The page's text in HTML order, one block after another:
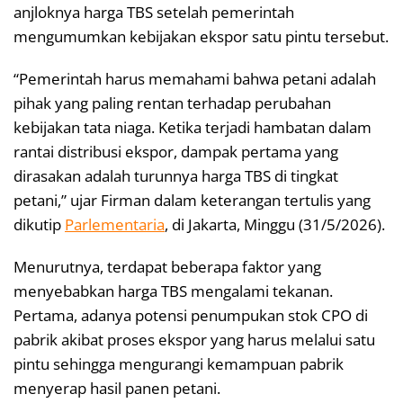
anjloknya harga TBS setelah pemerintah
mengumumkan kebijakan ekspor satu pintu tersebut.
“Pemerintah harus memahami bahwa petani adalah
pihak yang paling rentan terhadap perubahan
kebijakan tata niaga. Ketika terjadi hambatan dalam
rantai distribusi ekspor, dampak pertama yang
dirasakan adalah turunnya harga TBS di tingkat
petani,” ujar Firman dalam keterangan tertulis yang
dikutip Parlementaria, di Jakarta, Minggu (31/5/2026).
Menurutnya, terdapat beberapa faktor yang
menyebabkan harga TBS mengalami tekanan.
Pertama, adanya potensi penumpukan stok CPO di
pabrik akibat proses ekspor yang harus melalui satu
pintu sehingga mengurangi kemampuan pabrik
menyerap hasil panen petani.